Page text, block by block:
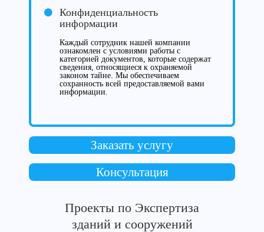
Конфиденциальность
информации
Каждый сотрудник нашей компании
ознакомлен с условиями работы с
категорией документов, которые содержат
сведения, относящиеся к охраняемой
законом тайне. Мы обеспечиваем
сохранность всей предоставляемой вами
информации.
Заказать услугу
Консультация
Проекты по Экспертиза
зданий и сооружений